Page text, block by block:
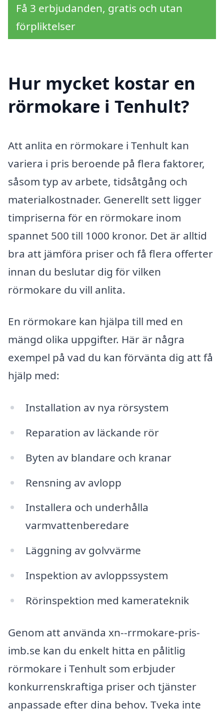
Få 3 erbjudanden, gratis och utan
förpliktelser
Hur mycket kostar en
rörmokare i Tenhult?
Att anlita en rörmokare i Tenhult kan
variera i pris beroende på flera faktorer,
såsom typ av arbete, tidsåtgång och
materialkostnader. Generellt sett ligger
timpriserna för en rörmokare inom
spannet 500 till 1000 kronor. Det är alltid
bra att jämföra priser och få flera offerter
innan du beslutar dig för vilken
rörmokare du vill anlita.
En rörmokare kan hjälpa till med en
mängd olika uppgifter. Här är några
exempel på vad du kan förvänta dig att få
hjälp med:
Installation av nya rörsystem
Reparation av läckande rör
Byten av blandare och kranar
Rensning av avlopp
Installera och underhålla
varmvattenberedare
Läggning av golvvärme
Inspektion av avloppssystem
Rörinspektion med kamerateknik
Genom att använda xn--rrmokare-pris-
imb.se kan du enkelt hitta en pålitlig
rörmokare i Tenhult som erbjuder
konkurrenskraftiga priser och tjänster
anpassade efter dina behov. Tveka inte